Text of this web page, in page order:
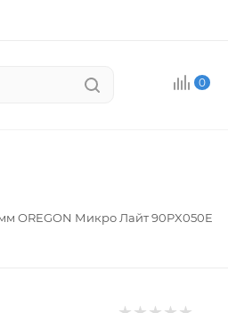
0
OREGON Микро Лайт 90PX050E